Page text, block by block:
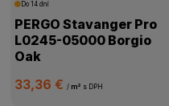
Do 14 dní
PERGO Stavanger Pro
L0245-05000 Borgio
Oak
33,36 €/ m² s DPH